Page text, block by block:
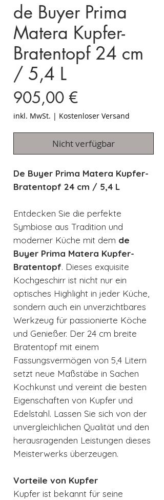
de Buyer Prima
Matera Kupfer-
Bratentopf 24 cm
/ 5,4 L
905,00 €Preis
inkl. MwSt. | Kostenloser Versand
Nicht verfügbar
De Buyer Prima Matera Kupfer-
Bratentopf 24 cm / 5,4 L
Entdecken Sie die perfekte
Symbiose aus Tradition und
moderner Küche mit dem de
Buyer Prima Matera Kupfer-
Bratentopf. Dieses exquisite
Kochgeschirr ist nicht nur ein
optisches Highlight in jeder Küche,
sondern auch ein unverzichtbares
Werkzeug für passionierte Köche
und Genießer. Der 24 cm breite
Bratentopf mit einem
Fassungsvermögen von 5,4 Litern
setzt neue Maßstäbe in Sachen
Kochkunst und vereint die besten
Eigenschaften von Kupfer und
Edelstahl. Lassen Sie sich von der
unvergleichlichen Qualität und den
herausragenden Leistungen dieses
Meisterwerks überzeugen.
Vorteile von Kupfer
Kupfer ist bekannt für seine